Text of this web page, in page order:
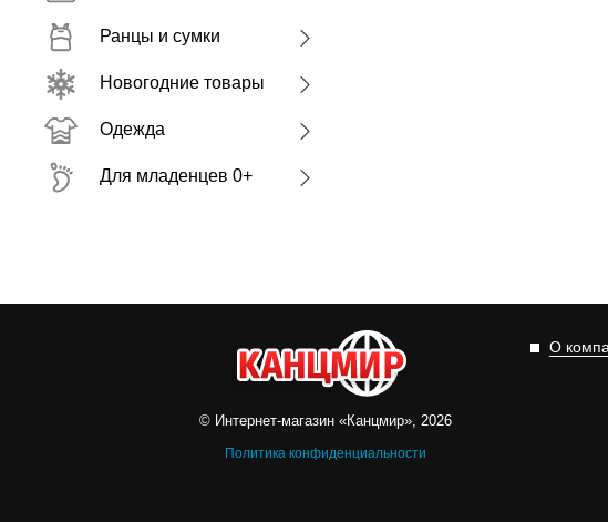
Ранцы и сумки
Новогодние товары
Одежда
Для младенцев 0+
© Интернет-магазин «Канцмир», 2026
Политика конфиденциальности
О